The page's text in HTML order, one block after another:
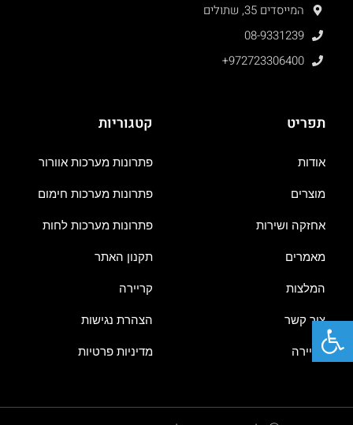
המייסדים 35, שתולים
08-9331239
+972723306400
תפריט
אודות
מוצרים
אחזקה ושירות
מאמרים
המלצות
צור קשר
קריירה
קטגוריות
פתרונות מערכות אוורור
פתרונות מערכות חימום
פתרונות מערכות לחות
תקנון האתר
קריירה
הצהרת נגישות
מדיניות פרטיות
פתח סרגל נגישות